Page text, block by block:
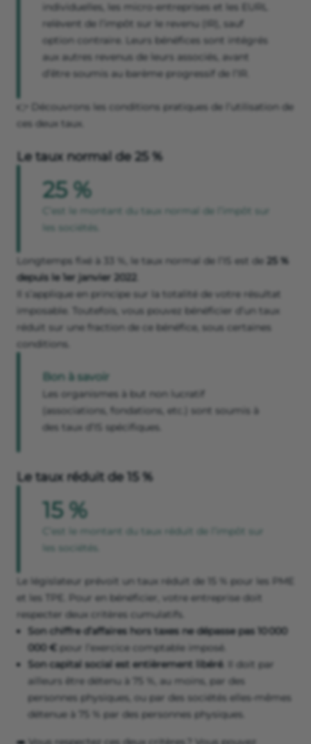
individuelles, les micro-entreprises et les EURL
relèvent de l’impôt sur le revenu (IR), sauf
option contraire. Leurs bénéfices sont intégrés
aux autres revenus de leurs associés, avant
d’être soumis au barème progressif de l’IR.
👉 Découvrons les conditions pratiques de l’utilisation de
ces deux taux.
Le taux normal de 25 %
25 %
C’est le montant du taux normal de l’impôt sur
les sociétés.
Longtemps fixé à 33 %, le taux normal de l’IS est de 25 %
depuis le 1er janvier 2022
Il s’applique en principe sur la totalité de votre résultat
imposable. Toutefois, vous pouvez bénéficier d’un taux
réduit sur une fraction de ce bénéfice, sous certaines
conditions.
Bon à savoir
Les organismes à but non lucratif
(associations, fondations, etc.) sont soumis à
des taux d’IS spécifiques.
Le taux réduit de 15 %
15 %
C’est le montant du taux réduit de l’impôt sur
les sociétés.
Le législateur prévoit un taux réduit de 15 % pour les PME
et les TPE. Pour en bénéficier, votre entreprise doit
respecter deux critères cumulatifs.
Son chiffre d’affaires hors taxes ne dépasse pas 10 000
000 € pour l’exercice comptable imposé.
Son capital social est entièrement libéré. Il doit par
ailleurs être détenu à 75 %, au moins, par des
personnes physiques, ou par des sociétés elles-mêmes
détenue à 75 % par des personnes physiques.